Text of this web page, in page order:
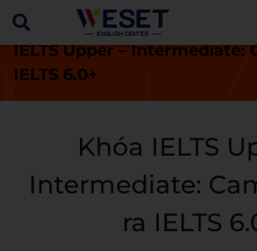
Trang chủ Khóa học
IELTS Upper – Intermediate:
IELTS 6.0+
Khóa IELTS
Intermediate:
ra IELTS